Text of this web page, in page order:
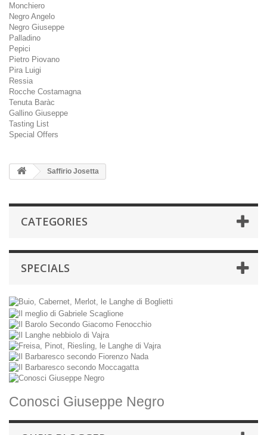
Monchiero
Negro Angelo
Negro Giuseppe
Palladino
Pepici
Pietro Piovano
Pira Luigi
Ressia
Rocche Costamagna
Tenuta Baràc
Gallino Giuseppe
Tasting List
Special Offers
Saffirio Josetta
CATEGORIES
SPECIALS
Conosci Giuseppe Negro